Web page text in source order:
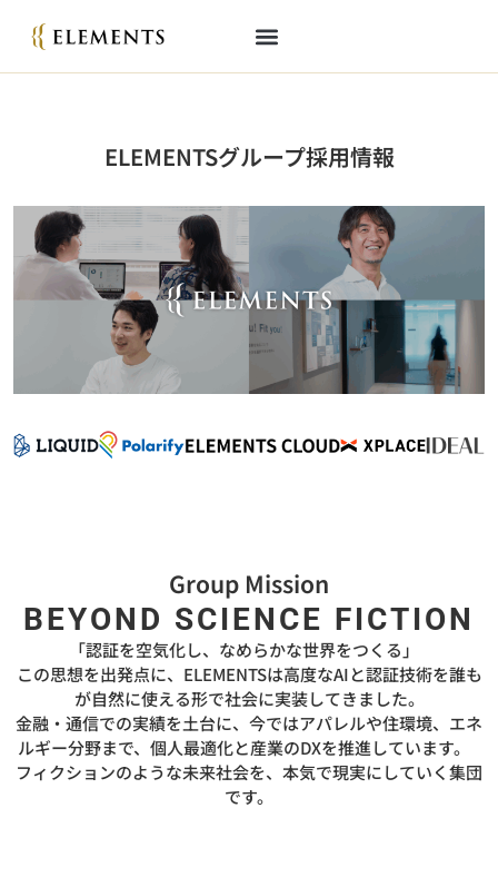
ELEMENTSグループ採用情報
Group Mission
BEYOND SCIENCE FICTION
「認証を空気化し、なめらかな世界をつくる」
この思想を出発点に、ELEMENTSは高度なAIと認証技術を誰も
が自然に使える形で社会に実装してきました。
金融・通信での実績を土台に、今ではアパレルや住環境、エネ
ルギー分野まで、個人最適化と産業のDXを推進しています。
フィクションのような未来社会を、本気で現実にしていく集団
です。